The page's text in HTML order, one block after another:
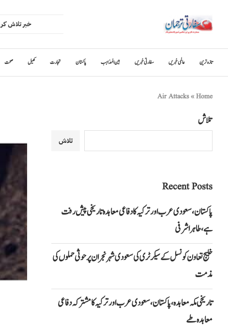
تازہ ترین عالمی خبریں سفارتی خبریں بین المذاہب پاکستان تجارت کھیل صحت
Home
»
Air Attacks
تلاش
تلاش
Recent Posts
پاکستان، سعودی عرب اور ترکیہ کا دفاعی معاہدہ تاریخی پیش رفت
ہے، طاہر اشرفی
خلیج تعاون کونسل کے سیکرٹری کی سعودی شہر نجران پر حوثی حملوں کی
مذمت
تاریخی مکہ معاہدہ، پاکستان، سعودی عرب اور ترکیہ کا مشترکہ دفاعی
معاہدہ طے